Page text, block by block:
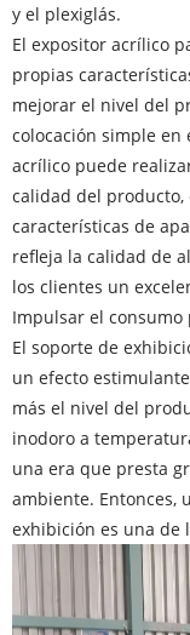
y el plexiglás.
El expositor acrílico
propias
mejorar el nivel del
colocación simple en
acrílico puede
calidad del producto,
características de
refleja la calidad de
los clientes un
Impulsar el consumo
El soporte de
un efecto
más el nivel del
inodoro a
una era que presta
ambiente. Entonces,
exhibición es una de